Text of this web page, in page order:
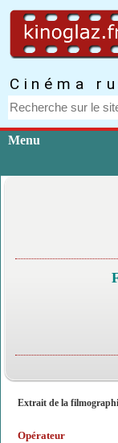
Cinéma
Menu
Extrait de la
Opérateur